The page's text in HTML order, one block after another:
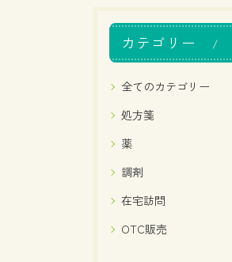
カテゴリー
全てのカテゴリー
処方箋
薬
調剤
在宅訪問
OTC販売